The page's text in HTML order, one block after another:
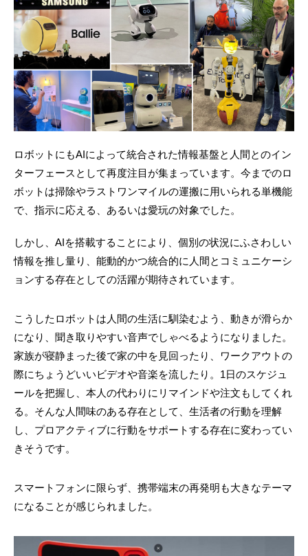
ロボットにもAIによって統合された情報基盤と人間とのイン
ターフェースとして再度注目が集まっています。今までのロ
ボットは掃除やラストワンマイルの運搬に用いられる単機能
で、指示に応える、あるいは愛玩の対象でした。
しかし、AIを搭載することにより、個別の状況にふさわしい
情報を推し量り、能動的かつ統合的に人間とコミュニケーシ
ョンする存在としての活躍が期待されています。
こうしたロボットは人間の生活に馴染むよう、動きが滑らか
になり、聞き取りやすい音声でしゃべるようになりました。
家族が寝静まった後で家の中を見回ったり、ワークアウトの
際にちょうどいいビデオや音楽を流したり。1日のスケジュ
ールを把握し、本人の代わりにリマインドや注文もしてくれ
る。そんな人間味のある存在として、生活者の行動を理解
し、プロアクティブに行動をサポートする存在に変わってい
きそうです。
スマートフォンに限らず、携帯端末の再発明も大きなテーマ
になることが感じられました。